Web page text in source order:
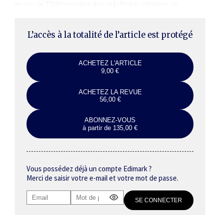
L’accès à la totalité de l’article est protégé
ACHETEZ L'ARTICLE
9,00 €
ACHETEZ LA REVUE
56,00 €
ABONNEZ-VOUS
à partir de 135,00 €
Vous possédez déjà un compte Edimark ?
Merci de saisir votre e-mail et votre mot de passe.